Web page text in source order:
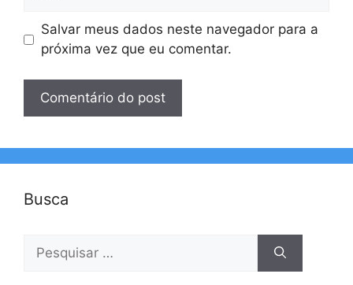
Salvar meus dados neste navegador para a
próxima vez que eu comentar.
Busca
por: